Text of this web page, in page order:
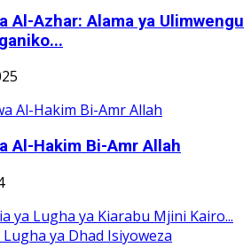
Al-Azhar: Alama ya Ulimwengu
Al-Hakim Bi-Amr Allah